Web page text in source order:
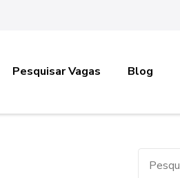
Pesquisar Vagas Blog